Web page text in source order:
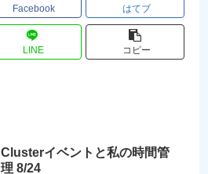
Facebook はてブ
LINE コピー
Clusterイベントと私の時間管
理 8/24